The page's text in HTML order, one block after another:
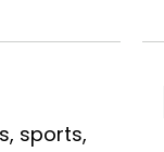
sports,